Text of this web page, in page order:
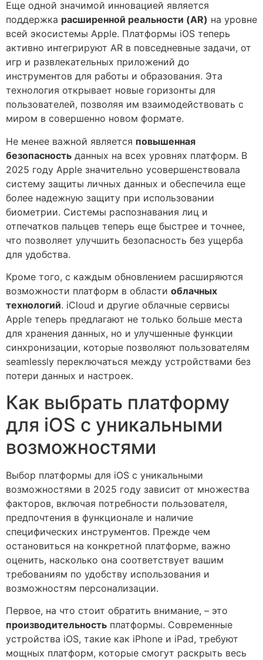
Еще одной значимой инновацией является
поддержка расширенной реальности (AR) на уровне
всей экосистемы Apple. Платформы iOS теперь
активно интегрируют AR в повседневные задачи, от
игр и развлекательных приложений до
инструментов для работы и образования. Эта
технология открывает новые горизонты для
пользователей, позволяя им взаимодействовать с
миром в совершенно новом формате.
Не менее важной является повышенная
безопасность данных на всех уровнях платформ. В
2025 году Apple значительно усовершенствовала
систему защиты личных данных и обеспечила еще
более надежную защиту при использовании
биометрии. Системы распознавания лиц и
отпечатков пальцев теперь еще быстрее и точнее,
что позволяет улучшить безопасность без ущерба
для удобства.
Кроме того, с каждым обновлением расширяются
возможности платформ в области облачных
технологий. iCloud и другие облачные сервисы
Apple теперь предлагают не только больше места
для хранения данных, но и улучшенные функции
синхронизации, которые позволяют пользователям
seamlessly переключаться между устройствами без
потери данных и настроек.
Как выбрать платформу
для iOS с уникальными
возможностями
Выбор платформы для iOS с уникальными
возможностями в 2025 году зависит от множества
факторов, включая потребности пользователя,
предпочтения в функционале и наличие
специфических инструментов. Прежде чем
остановиться на конкретной платформе, важно
оценить, насколько она соответствует вашим
требованиям по удобству использования и
возможностям персонализации.
Первое, на что стоит обратить внимание, – это
производительность платформы. Современные
устройства iOS, такие как iPhone и iPad, требуют
мощных платформ, которые смогут раскрыть весь